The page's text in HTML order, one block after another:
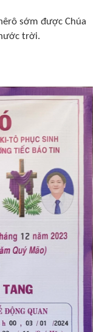
sớm được Chúa
trời.